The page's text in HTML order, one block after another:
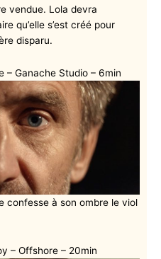
vendue. Lola devra
qu’elle s’est créé pour
disparu.
– Ganache Studio – 6min
confesse à son ombre le viol
– Offshore – 20min